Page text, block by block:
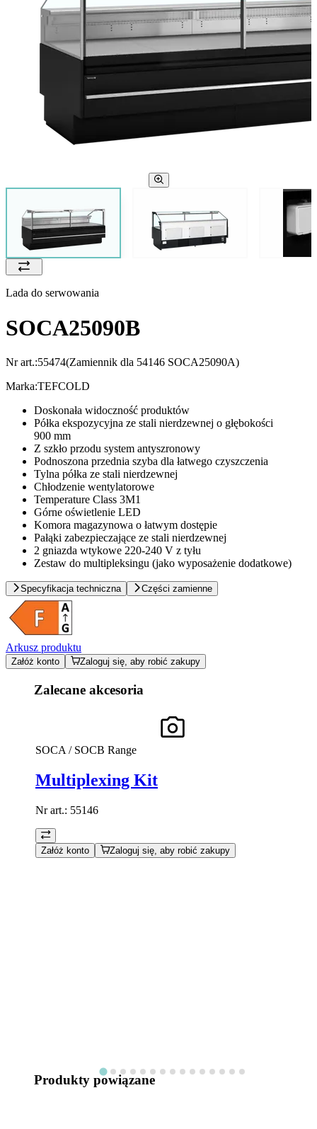
Lada do serwowania
SOCA25090B
Nr art.:55474(Zamiennik dla 54146 SOCA25090A)
Marka:TEFCOLD
Doskonała widoczność produktów
Półka ekspozycyjna ze stali nierdzewnej o głębokości
900 mm
Z szkło przodu system antyszronowy
Podnoszona przednia szyba dla łatwego czyszczenia
Tylna półka ze stali nierdzewnej
Chłodzenie wentylatorowe
Temperature Class 3M1
Górne oświetlenie LED
Komora magazynowa o łatwym dostępie
Pałąki zabezpieczające ze stali nierdzewnej
2 gniazda wtykowe 220-240 V z tyłu
Zestaw do multipleksingu (jako wyposażenie dodatkowe)
Specyfikacja techniczna Części zamienne
Arkusz produktu
Załóż konto Zaloguj się, aby robić zakupy
Zalecane akcesoria
SOCA / SOCB Range
Multiplexing Kit
Nr art.: 55146
Załóż konto Zaloguj się, aby robić zakupy
Produkty powiązane